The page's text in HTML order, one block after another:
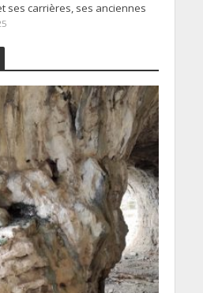
ses carrières, ses anciennes